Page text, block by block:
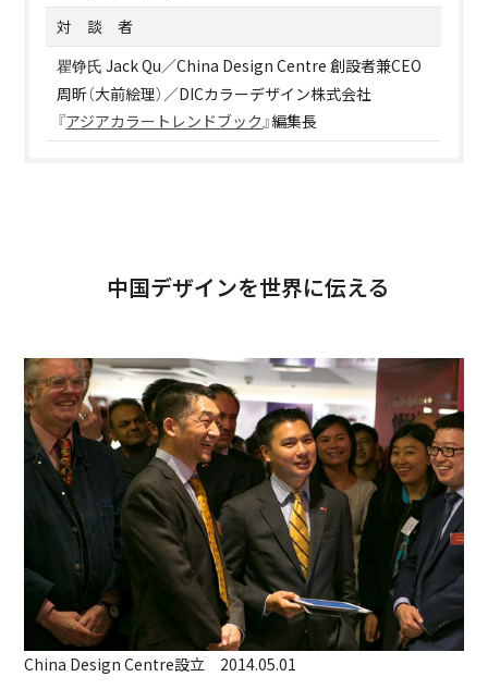
対 談 者
瞿铮氏 Jack Qu／China Design Centre 創設者兼CEO
周昕（大前絵理）／DICカラーデザイン株式会社
『アジアカラートレンドブック』編集長
中国デザインを世界に伝える
China Design Centre設立 2014.05.01